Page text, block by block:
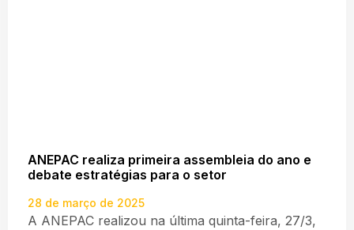
ANEPAC realiza primeira assembleia do ano e
debate estratégias para o setor
28 de março de 2025
A ANEPAC realizou na última quinta-feira, 27/3,